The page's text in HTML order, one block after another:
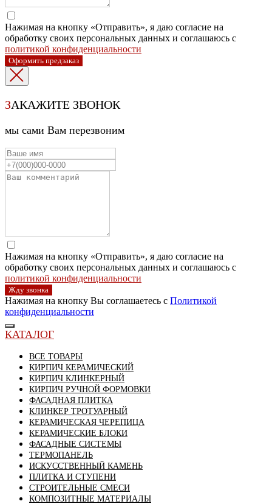
Нажимая на кнопку «Отправить», я даю согласие на
обработку своих персональных данных и соглашаюсь с
политикой конфиденциальности
Оформить предзаказ
ЗАКАЖИТЕ ЗВОНОК
мы сами Вам перезвоним
Нажимая на кнопку «Отправить», я даю согласие на
обработку своих персональных данных и соглашаюсь с
политикой конфиденциальности
Жду звонка
Нажимая на кнопку Вы соглашаетесь с Политикой
конфиденциальности
КАТАЛОГ
ВСЕ ТОВАРЫ
КИРПИЧ КЕРАМИЧЕСКИЙ
КИРПИЧ КЛИНКЕРНЫЙ
КИРПИЧ РУЧНОЙ ФОРМОВКИ
ФАСАДНАЯ ПЛИТКА
КЛИНКЕР ТРОТУАРНЫЙ
КЕРАМИЧЕСКАЯ ЧЕРЕПИЦА
КЕРАМИЧЕСКИЕ БЛОКИ
ФАСАДНЫЕ СИСТЕМЫ
ТЕРМОПАНЕЛЬ
ИСКУССТВЕННЫЙ КАМЕНЬ
ПЛИТКА И СТУПЕНИ
СТРОИТЕЛЬНЫЕ СМЕСИ
КОМПОЗИТНЫЕ МАТЕРИАЛЫ